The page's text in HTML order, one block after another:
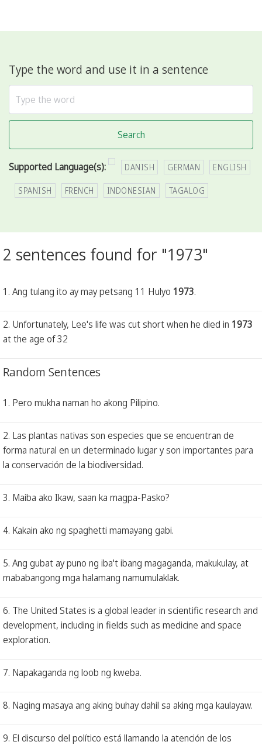
Type the word and use it in a sentence
Search
Supported Language(s): DANISH GERMAN ENGLISH
SPANISH FRENCH INDONESIAN TAGALOG
2 sentences found for "1973"
1. Ang tulang ito ay may petsang 11 Hulyo 1973.
2. Unfortunately, Lee's life was cut short when he died in 1973
at the age of 32
Random Sentences
1. Pero mukha naman ho akong Pilipino.
2. Las plantas nativas son especies que se encuentran de
forma natural en un determinado lugar y son importantes para
la conservación de la biodiversidad.
3. Maiba ako Ikaw, saan ka magpa-Pasko?
4. Kakain ako ng spaghetti mamayang gabi.
5. Ang gubat ay puno ng iba't ibang magaganda, makukulay, at
mababangong mga halamang namumulaklak.
6. The United States is a global leader in scientific research and
development, including in fields such as medicine and space
exploration.
7. Napakaganda ng loob ng kweba.
8. Naging masaya ang aking buhay dahil sa aking mga kaulayaw.
9. El discurso del político está llamando la atención de los